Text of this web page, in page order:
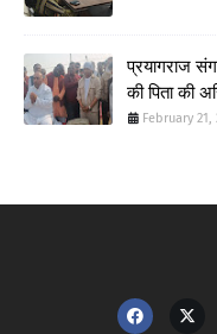
प्रयागराज
की पिता की
February 21,